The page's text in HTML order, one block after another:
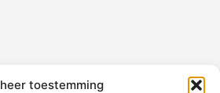
toestemming